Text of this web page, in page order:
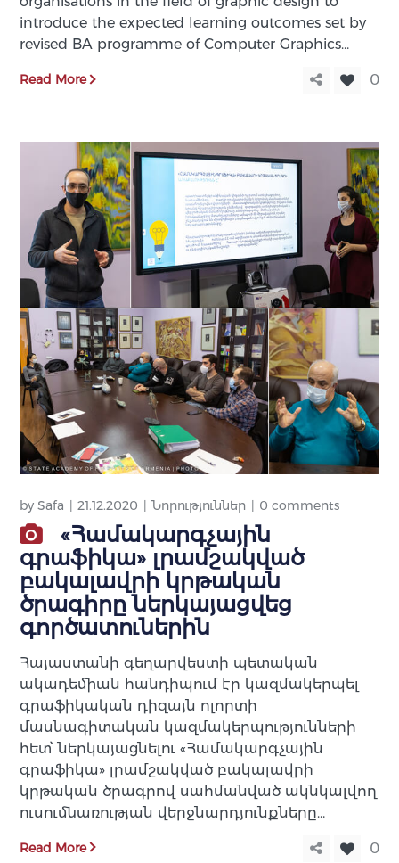
introduce the expected learning outcomes set by
revised BA programme of Computer Graphics…
Read More 0
bySafa 21.12.2020 Նորություններ 0 comments
«Համակարգչային
գրաֆիկա» լրամշակված
բակալավրի կրթական
ծրագիրը ներկայացվեց
գործատուներին
Հայաստանի գեղարվեստի պետական
ակադեմիան հանդիպում էր կազմակերպել
գրաֆիկական դիզայն ոլորտի
մասնագիտական կազմակերպությունների
հետ՝ ներկայացնելու «Համակարգչային
գրաֆիկա» լրամշակված բակալավրի
կրթական ծրագրով սահմանված ակնկալվող
ուսումնառության վերջնարդյունքները…
Read More 0